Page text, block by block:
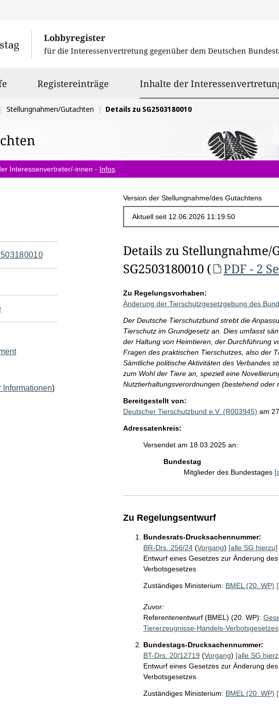
Lobbyregister
für die Interessenvertretung gegenüber dem Deutschen
Registereinträge Inhalte der
Stellungnahmen/Gutachten Details zu SG2503180010
Interessenvertreter/-innen - Infos
Version der Stellungnahme/des Gutachtens
Informationen)
Details zu Stellungnahme/
SG2503180010 (
PDF - 2
Zu Regelungsvorhaben:
Änderung der Tierschutzgesetzgebung des
Der Deutsche Tierschutzbund strebt die
Tierschutz im Grundgesetz an. Dies umfasst
der Haltung von Heimtieren, der Durchführung
Fragen des praktischen Tierschutzes, also der
Sämtliche politische Aktivitäten des Verbandes
zum Wohl der Tiere an, speziell eine
Nutztierhaltungsverordnungen (bestehend oder
Bereitgestellt von:
Deutscher Tierschutzbund e.V. (R003945) am
Adressatenkreis:
Versendet am 18.03.2025 an:
Bundestag
Mitglieder des Bundestages
Zu Regelungsentwurf
Bundesrats-Drucksachennummer:
BR-Drs. 256/24(Vorgang) [alle SG hierzu]
Entwurf eines Gesetzes zur Änderung
Verbotsgesetzes
Zuständiges Ministerium: BMEL (20. WP)
Zuvor:
Referentenentwurf (BMEL) (20. WP):
Tiererzeugnisse-Handels-Verbotsgesetzes
Bundestags-Drucksachennummer:
BT-Drs. 20/12719 (Vorgang) [alle SG
Entwurf eines Gesetzes zur Änderung
Verbotsgesetzes
Zuständiges Ministerium: BMEL (20. WP)